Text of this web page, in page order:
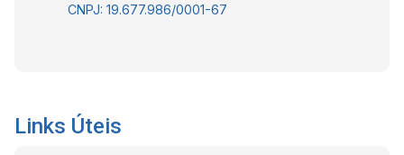
rápido à via Dutra e ao anel viário. Interessados
CNPJ: 19.677.986/0001-67
Links Úteis